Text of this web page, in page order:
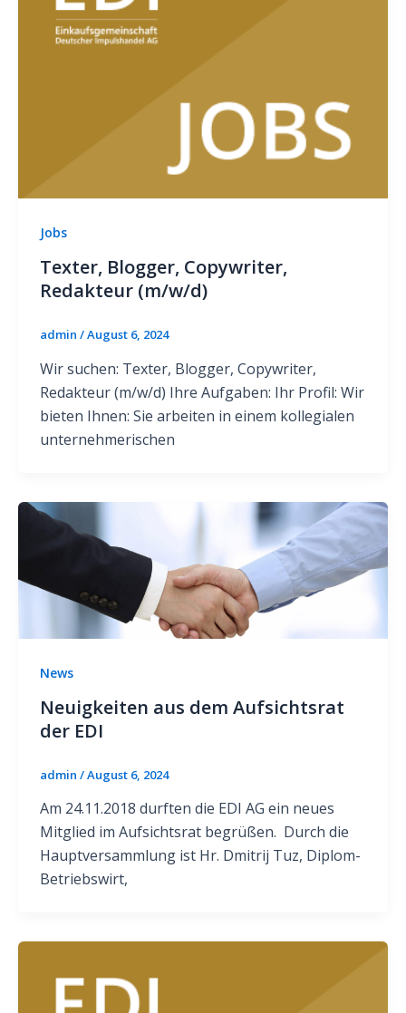
Jobs
Texter, Blogger, Copywriter,
Redakteur (m/w/d)
admin /August 6, 2024
Wir suchen: Texter, Blogger, Copywriter,
Redakteur (m/w/d) Ihre Aufgaben: Ihr Profil: Wir
bieten Ihnen: Sie arbeiten in einem kollegialen
unternehmerischen
News
Neuigkeiten aus dem Aufsichtsrat
der EDI
admin /August 6, 2024
Am 24.11.2018 durften die EDI AG ein neues
Mitglied im Aufsichtsrat begrüßen. Durch die
Hauptversammlung ist Hr. Dmitrij Tuz, Diplom-
Betriebswirt,